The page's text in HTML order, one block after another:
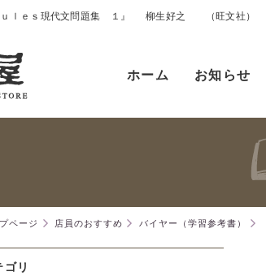
ｕｌｅｓ現代文問題集 １』 柳生好之 （旺文社）
ホーム お知らせ
ページ 店員のおすすめ バイヤー（学習参考書）
ゴリ